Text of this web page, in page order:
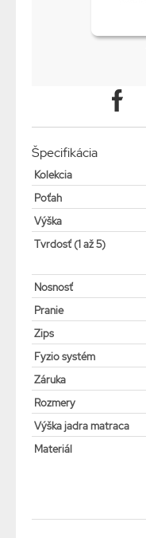
Špecifikácia
Kolekcia
Poťah
Výška
Tvrdosť (1 až 5)
Nosnosť
Pranie
Zips
Fyzio systém
Záruka
Rozmery
Výška jadra matraca
Materiál